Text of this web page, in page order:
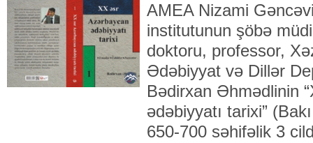
AMEA Nizami
institutunun şöbə
doktoru, professor,
Ədəbiyyat və Dillər
Bədirxan Əhmədlinin
ədəbiyyatı tarixi”
650-700 səhifəlik 3